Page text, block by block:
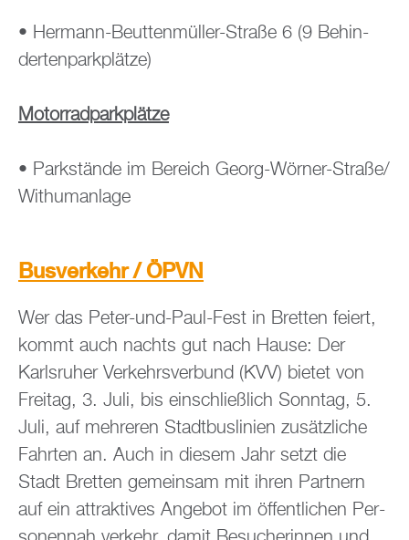
• Her­mann-Beut­ten­mül­ler-Stra­ße 6 (9 Be­hin­
der­ten­park­plät­ze)
Mo­tor­rad­park­plät­ze
• Park­stän­de im Be­reich Georg-Wör­ner-Stra­ße/
Wit­human­la­ge
Bus­ver­kehr / ÖPVN
Wer das Peter-und-Paul-Fest in Brett­en fei­ert,
kommt auch nachts gut nach Hause: Der
Karls­ru­her Ver­kehrs­ver­bund (KVV) bie­tet von
Frei­tag, 3. Juli, bis ein­schlie­ß­lich Sonn­tag, 5.
Juli, auf meh­re­ren Stadt­bus­li­ni­en zu­sätz­li­che
Fahr­ten an. Auch in die­sem Jahr setzt die
Stadt Brett­en ge­mein­sam mit ihren Part­nern
auf ein at­trak­ti­ves An­ge­bot im öf­fent­li­chen Per­